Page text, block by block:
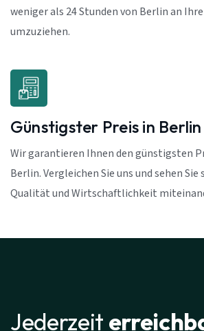
weniger als 24 Stunden von Berlin an Ihre
umzuziehen.
Günstigster Preis in Berlin
Wir garantieren Ihnen den günstigsten
Berlin. Vergleichen Sie uns und sehen
Qualität und Wirtschaftlichkeit
Jederzeit